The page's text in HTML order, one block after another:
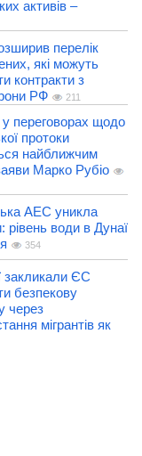
активів –
перелік
які можуть
контракти з
РФ
211
переговорах щодо
протоки
найближчим
Марко Рубіо
АЕС уникла
рівень води в Дунаї
354
закликали ЄС
безпекову
через
мігрантів як